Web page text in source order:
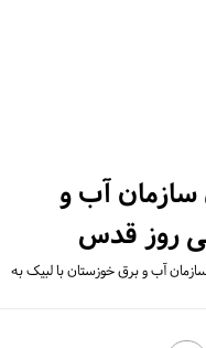
آب و
روز قدس
آب و برق خوزستان با لبیک به